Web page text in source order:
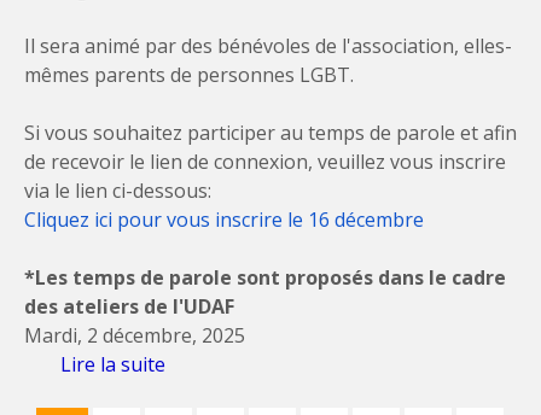
Il sera animé par des bénévoles de l'association, elles-
mêmes parents de personnes LGBT.
Si vous souhaitez participer au temps de parole et afin
de recevoir le lien de connexion, veuillez vous inscrire
via le lien ci-dessous:
Cliquez ici pour vous inscrire le 16 décembre
*Les temps de parole sont proposés dans le cadre
des ateliers de l'UDAF
Mardi, 2 décembre, 2025
Lire la suite